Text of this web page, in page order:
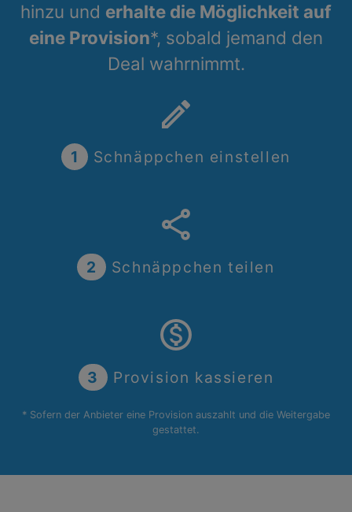
hinzu und erhalte die Möglichkeit auf
eine Provision*, sobald jemand den
Deal wahrnimmt.
create
1 Schnäppchen einstellen
share
2 Schnäppchen teilen
monetization_on
3 Provision kassieren
* Sofern der Anbieter eine Provision auszahlt und die Weitergabe
gestattet.